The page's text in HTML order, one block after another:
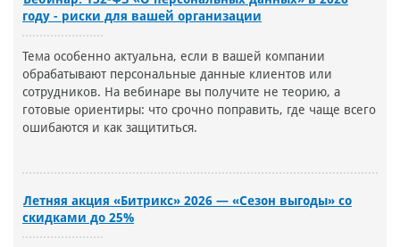
году - риски для вашей организации
Тема особенно актуальна, если в вашей компании
обрабатывают персональные данные клиентов или
сотрудников. На вебинаре вы получите не теорию, а
готовые ориентиры: что срочно поправить, где чаще всего
ошибаются и как защититься.
Летняя акция «Битрикс» 2026 — «Сезон выгоды» со
скидками до 25%